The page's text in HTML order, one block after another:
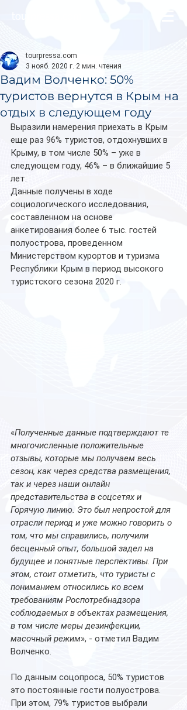
Вадим Волченко: 50%
туристов вернутся в Крым на
отдых в следующем году
tourpressa.com
3 нояб. 2020 г. 2 мин. чтения
Выразили намерения приехать в Крым
еще раз 96% туристов, отдохнувших в
Крыму, в том числе 50% – уже в
следующем году, 46% – в ближайшие 5
лет.
Данные получены в ходе
социологического исследования,
составленном на основе
анкетирования более 6 тыс. гостей
полуострова, проведенном
Министерством курортов и туризма
Республики Крым в период высокого
туристского сезона 2020 г.
«Полученные данные подтверждают те
многочисленные положительные
отзывы, которые мы получаем весь
сезон, как через средства размещения,
так и через наши онлайн
представительства в соцсетях и
Горячую линию. Это был непростой для
отрасли период и уже можно говорить о
том, что мы справились, получили
бесценный опыт, большой задел на
будущее и понятные перспективы. При
этом, стоит отметить, что туристы с
пониманием относились ко всем
требованиям Роспотребнадзора
соблюдаемых в объектах размещения,
в том числе меры дезинфекции,
масочный режим», - отметил Вадим
Волченко.
По данным соцопроса, 50% туристов
это постоянные гости полуострова.
При этом, 79% туристов выбрали